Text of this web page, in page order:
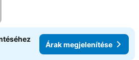
Árak megjelenítése